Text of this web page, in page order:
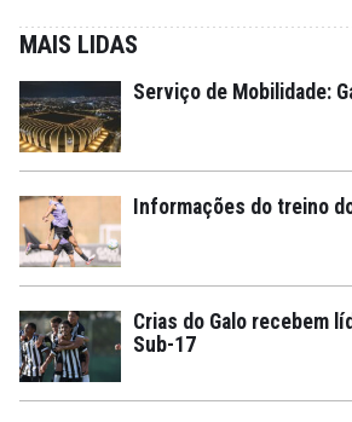
MAIS LIDAS
Serviço de Mobilidade:
Informações do treino
Crias do Galo recebem
Sub-17